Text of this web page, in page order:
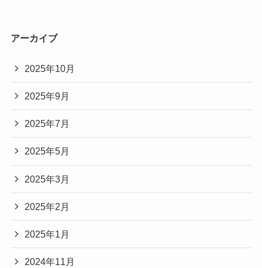
アーカイブ
2025年10月
2025年9月
2025年7月
2025年5月
2025年3月
2025年2月
2025年1月
2024年11月